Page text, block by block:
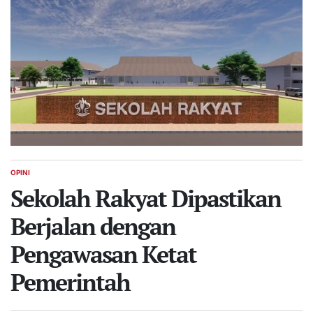
POSTED
OPINI
Sekolah Rakyat Dipastikan
Berjalan dengan
Pengawasan Ketat
Pemerintah